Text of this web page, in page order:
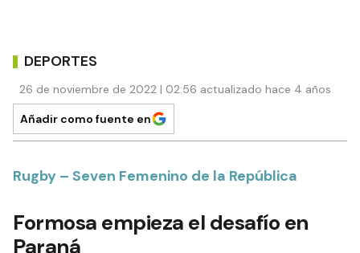
DEPORTES
26 de noviembre de 2022 | 02:56 actualizado hace 4 años
Añadir como fuente en
Rugby – Seven Femenino de la República
Formosa empieza el desafío en
Paraná